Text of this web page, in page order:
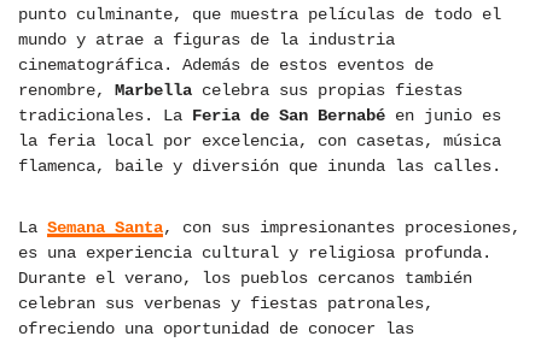
punto culminante, que muestra películas de todo el
mundo y atrae a figuras de la industria
cinematográfica. Además de estos eventos de
renombre, Marbella celebra sus propias fiestas
tradicionales. La Feria de San Bernabé en junio es
la feria local por excelencia, con casetas, música
flamenca, baile y diversión que inunda las calles.
La Semana Santa, con sus impresionantes procesiones,
es una experiencia cultural y religiosa profunda.
Durante el verano, los pueblos cercanos también
celebran sus verbenas y fiestas patronales,
ofreciendo una oportunidad de conocer las